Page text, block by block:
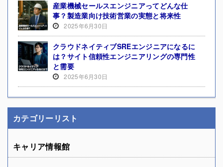
産業機械セールスエンジニアってどんな仕
事？製造業向け技術営業の実態と将来性
2025年6月30日
クラウドネイティブSREエンジニアになるに
は？サイト信頼性エンジニアリングの専門性
と需要
2025年6月30日
カテゴリーリスト
キャリア情報館